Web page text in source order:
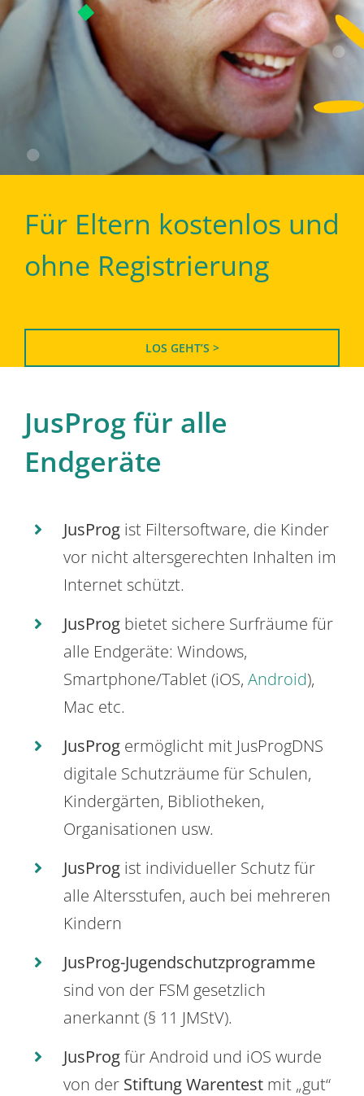
Für Eltern kostenlos und
ohne Registrierung
LOS GEHT’S >
JusProg für alle
Endgeräte
JusProg ist Filtersoftware, die Kinder
vor nicht altersgerechten Inhalten im
Internet schützt.
JusProg bietet sichere Surfräume für
alle Endgeräte: Windows,
Smartphone/Tablet (iOS, Android),
Mac etc.
JusProg ermöglicht mit JusProgDNS
digitale Schutzräume für Schulen,
Kindergärten, Bibliotheken,
Organisationen usw.
JusProg ist individueller Schutz für
alle Altersstufen, auch bei mehreren
Kindern
JusProg-Jugendschutzprogramme
sind von der FSM gesetzlich
anerkannt (§ 11 JMStV).
JusProgfür Android und iOS wurde
von der Stiftung Warentest mit „gut“